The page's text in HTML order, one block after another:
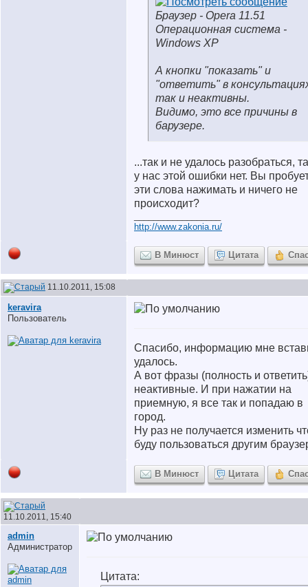
Браузер - Opera 11.51
Операционная система -
Windows XP
А кнопки "показать" и
"ответить" в
так и неактивны.
Видимо, это все причины в
барузере.
...так и не удалось разобраться,
у нас этой ошибки нет. Вы
эти слова нажимать и ничего не
происходит?
http://www.zakonia.ru/
В Минюст Цитата
11.10.2011, 15:08
keravira
Пользователь
Спасибо, информацию мне
удалось.
А вот фразы (полность и
неактивные. И при нажатии на
приемную, я все так и попадаю в
город.
Ну раз не получается изменить
буду пользоваться другим
В Минюст Цитата
11.10.2011, 15:40
аdmin
Администратор
Цитата: